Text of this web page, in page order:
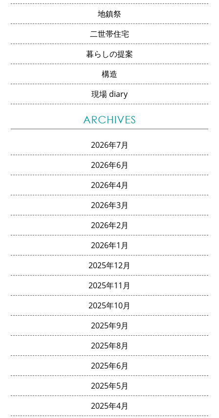
地鎮祭
二世帯住宅
暮らしの提案
構造
現場 diary
2026年7月
2026年6月
2026年4月
2026年3月
2026年2月
2026年1月
2025年12月
2025年11月
2025年10月
2025年9月
2025年8月
2025年6月
2025年5月
2025年4月